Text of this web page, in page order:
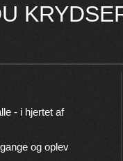
- i hjertet af
og oplev